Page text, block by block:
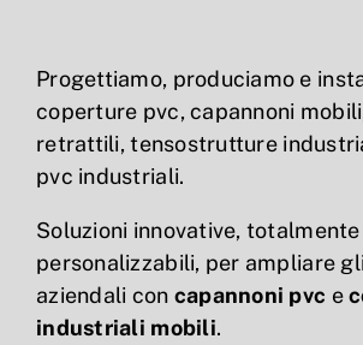
Progettiamo, produciamo e
coperture pvc, capannoni
retrattili, tensostrutture
pvc industriali.
Soluzioni innovative, totalmente
personalizzabili, per ampliare
aziendali con capannoni pvc e
industriali mobili.